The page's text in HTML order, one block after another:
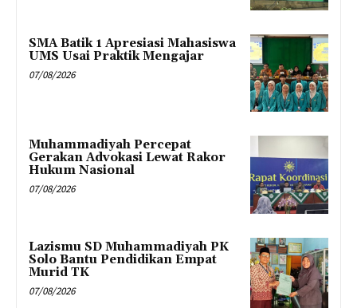
SMA Batik 1 Apresiasi Mahasiswa
UMS Usai Praktik Mengajar
07/08/2026
Muhammadiyah Percepat
Gerakan Advokasi Lewat Rakor
Hukum Nasional
07/08/2026
Lazismu SD Muhammadiyah PK
Solo Bantu Pendidikan Empat
Murid TK
07/08/2026